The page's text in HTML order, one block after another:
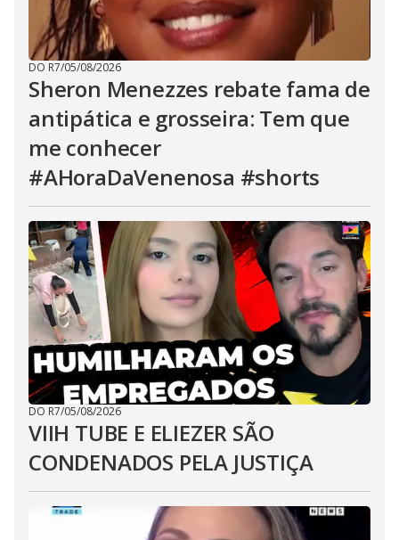
DO R7/05/08/2026
Sheron Menezzes rebate fama de
antipática e grosseira: Tem que
me conhecer
#AHoraDaVenenosa #shorts
DO R7/05/08/2026
VIIH TUBE E ELIEZER SÃO
CONDENADOS PELA JUSTIÇA